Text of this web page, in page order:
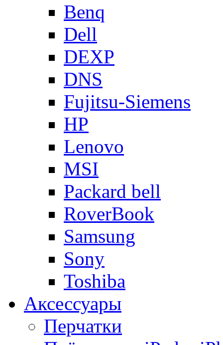
Benq
Dell
DEXP
DNS
Fujitsu-Siemens
HP
Lenovo
MSI
Packard bell
RoverBook
Samsung
Sony
Toshiba
Аксессуары
Перчатки